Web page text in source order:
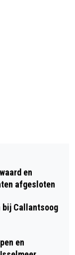
BIJ
en
afgesloten
bij Callantsoog
en